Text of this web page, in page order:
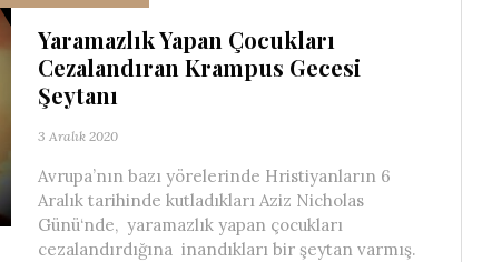
Yaramazlık Yapan Çocukları
Cezalandıran Krampus Gecesi
Şeytanı
3 Aralık 2020
Avrupa’nın bazı yörelerinde Hristiyanların 6
Aralık tarihinde kutladıkları Aziz Nicholas
Günü‘nde, yaramazlık yapan çocukları
cezalandırdığına inandıkları bir şeytan varmış.